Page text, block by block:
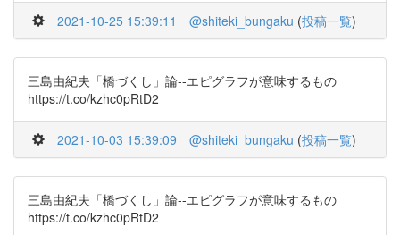
2021-10-25 15:39:11 @shiteki_bungaku (投稿一覧)
三島由紀夫「橋づくし」論--エピグラフが意味するもの
https://t.co/kzhc0pRtD2
2021-10-03 15:39:09 @shiteki_bungaku (投稿一覧)
三島由紀夫「橋づくし」論--エピグラフが意味するもの
https://t.co/kzhc0pRtD2